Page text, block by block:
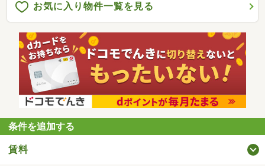
お気に入り物件一覧を見る
条件を追加する
賃料